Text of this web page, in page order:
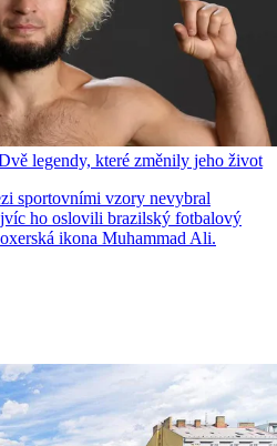
legendy, které změnily jeho život
sportovními vzory nevybral
ho oslovili brazilský fotbalový
ikona Muhammad Ali.